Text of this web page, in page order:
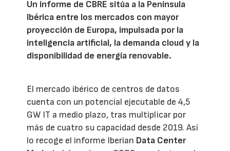
Un informe de CBRE sitúa a la Península
Ibérica entre los mercados con mayor
proyección de Europa, impulsada por la
inteligencia artificial, la demanda cloud y la
disponibilidad de energía renovable.
El mercado ibérico de centros de datos
cuenta con un potencial ejecutable de 4,5
GW IT a medio plazo, tras multiplicar por
más de cuatro su capacidad desde 2019. Así
lo recoge el informe Iberian Data Center